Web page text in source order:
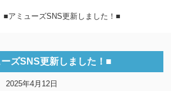
■アミューズSNS更新しました！■
ズSNS更新しました！■
2025年4月12日